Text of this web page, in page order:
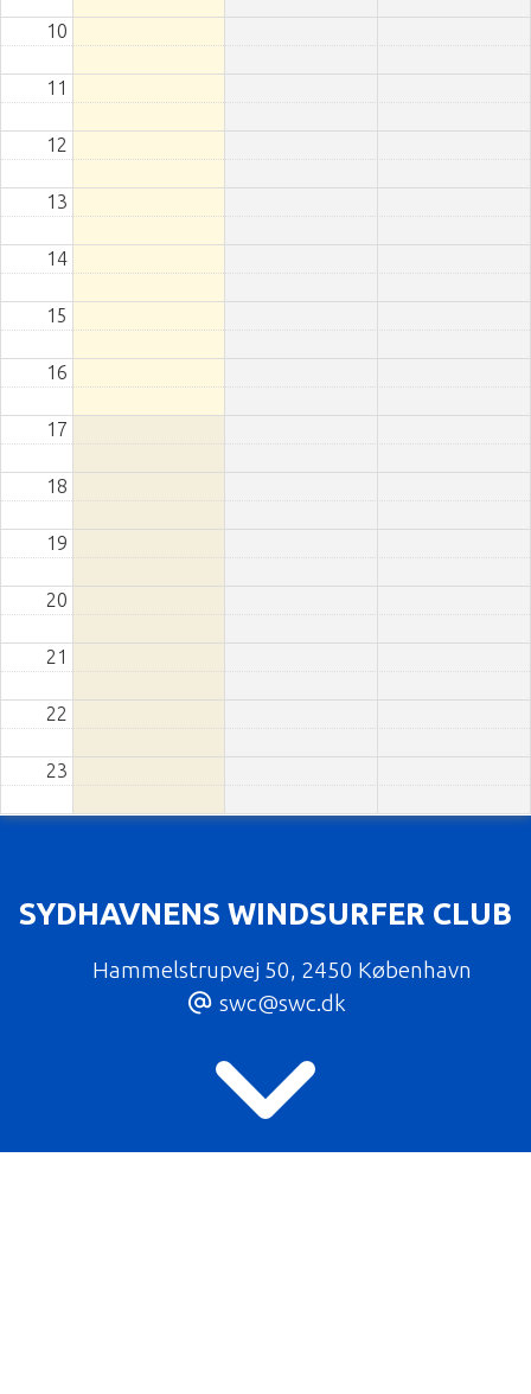
10
11
12
13
14
15
16
17
18
19
20
21
22
23
SYDHAVNENS WINDSURFER CLUB
Hammelstrupvej 50, 2450 København
swc@swc.dk